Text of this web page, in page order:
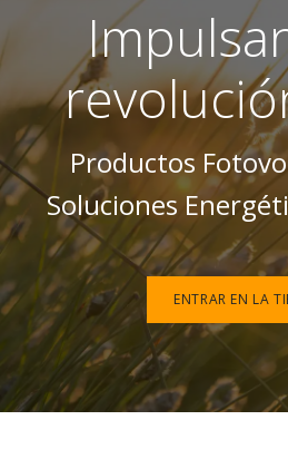
Productos
Soluciones
ENTRAR EN LA